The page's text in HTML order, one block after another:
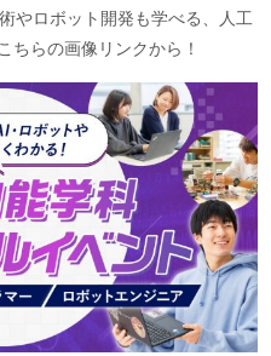
やロボット開発も学べる、人工
ちらの画像リンクから！